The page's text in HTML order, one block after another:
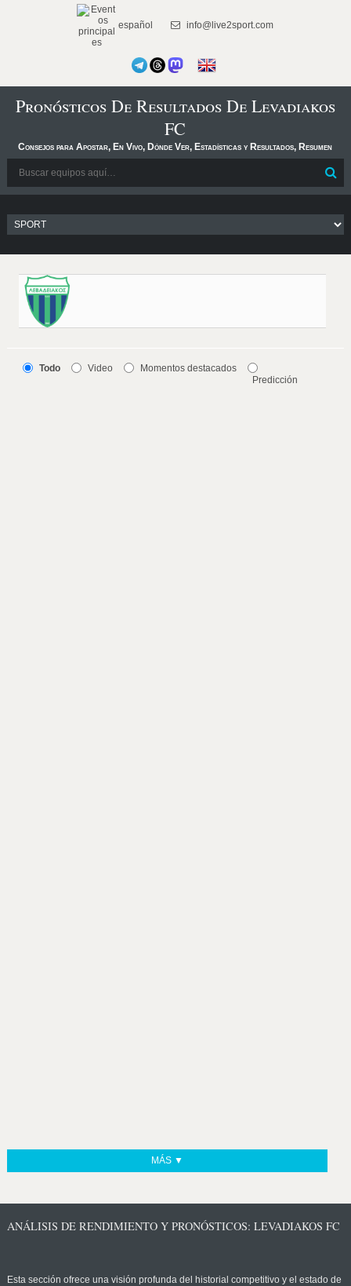
español info@live2sport.com
Pronósticos De Resultados De Levadiakos
FC
Consejos para Apostar, En Vivo, Dónde Ver, Estadísticas y Resultados, Resumen
Todo Video
Momentos destacados
Predicción
MÁS ▼
ANÁLISIS DE RENDIMIENTO Y PRONÓSTICOS: LEVADIAKOS FC
Esta sección ofrece una visión profunda del historial competitivo y el estado de